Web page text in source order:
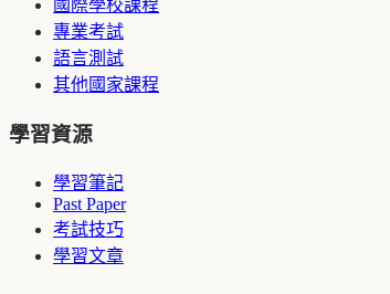
國際學校課程
專業考試
語言測試
其他國家課程
學習資源
學習筆記
Past Paper
考試技巧
學習文章